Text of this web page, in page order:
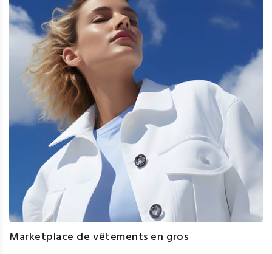
Marketplace de vêtements en gros